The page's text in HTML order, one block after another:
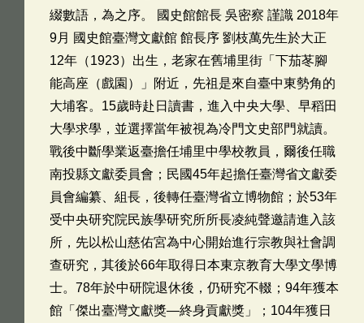
綴數語，為之序。 國史館館長 吳密察 謹識 2018年
9月 國史館臺灣文獻館 館長序 劉枝萬先生於大正
12年（1923）出生，老家在舊埔里街「下茄苳腳
能高座（戲園）」附近，先祖是來自臺中東勢角的
大埔客。15歲時赴日讀書，進入中央大學、早稻田
大學求學，並選擇當年被視為冷門文史部門就讀。
戰後中斷學業返臺擔任埔里中學校教員，爾後任職
南投縣文獻委員會；民國45年起擔任臺灣省文獻委
員會編纂、組長，後轉任臺灣省立博物館；於53年
受中央研究院民族學研究所所長凌純聲邀請進入該
所，先以松山慈佑宮為中心開始進行宗教與社會調
查研究，其後於66年取得日本東京教育大學文學博
士。78年於中研院退休後，仍研究不輟；94年獲本
館「傑出臺灣文獻獎—終身貢獻獎」；104年獲日